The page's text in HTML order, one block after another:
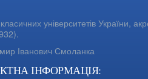
університетів України,
Іванович Смоланка
ІНФОРМАЦІЯ: